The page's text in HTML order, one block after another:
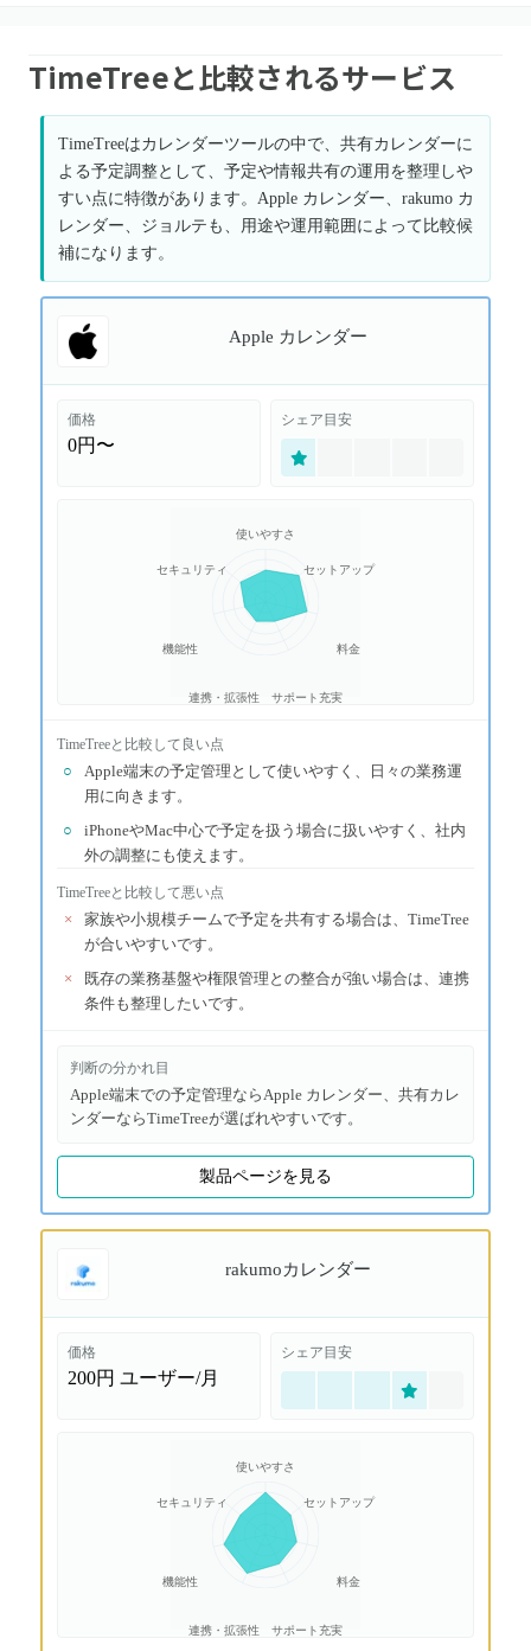
TimeTreeと比較されるサービス
TimeTreeはカレンダーツールの中で、共有カレンダーに
よる予定調整として、予定や情報共有の運用を整理しや
すい点に特徴があります。Apple カレンダー、rakumo カ
レンダー、ジョルテも、用途や運用範囲によって比較候
補になります。
Apple カレンダー
価格
0円〜
シェア目安
使いやすさ
セットアップ
料金
サポート充実
連携・拡張性
機能性
セキュリティ
TimeTreeと比較して良い点
○
Apple端末の予定管理として使いやすく、日々の業務運
用に向きます。
○
iPhoneやMac中心で予定を扱う場合に扱いやすく、社内
外の調整にも使えます。
TimeTreeと比較して悪い点
×
家族や小規模チームで予定を共有する場合は、TimeTree
が合いやすいです。
×
既存の業務基盤や権限管理との整合が強い場合は、連携
条件も整理したいです。
判断の分かれ目
Apple端末での予定管理ならApple カレンダー、共有カレ
ンダーならTimeTreeが選ばれやすいです。
製品ページを見る
rakumoカレンダー
価格
200円 ユーザー/月
シェア目安
使いやすさ
セットアップ
料金
サポート充実
連携・拡張性
機能性
セキュリティ